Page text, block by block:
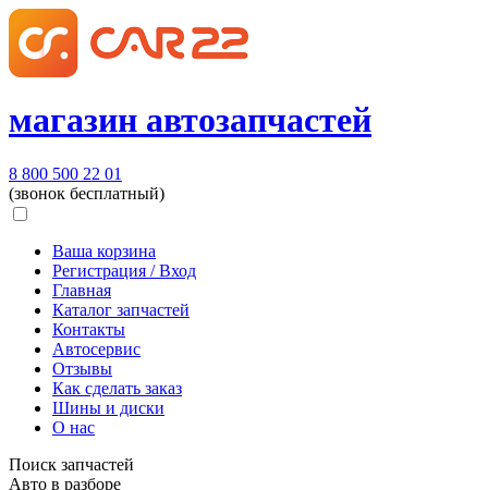
магазин автозапчастей
8 800 500 22 01
(звонок бесплатный)
Ваша корзина
Регистрация / Вход
Главная
Каталог запчастей
Контакты
Автосервис
Отзывы
Как сделать заказ
Шины и диски
О нас
Поиск запчастей
Авто в разборе